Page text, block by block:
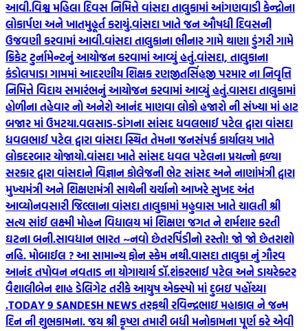
આવી.વિશ્વ મહિલા દિવસ નિમિત્તે વાંસદા તાલુકામાં આંગણવાડી કેન્દ્રોના
લોકાર્પણ અને ખાતમુહૂર્ત કરાયું.વાંસદા ખાતે જન ઔષધી દિવસની
ઉજવણી કરવામાં આવી.વાંસદા તાલુકાના ભીનાર ગામે થાણા ડુંગરી ગામે
ક્રિકેટ ટુર્નામેન્ટનું આયોજન કરવામાં આવ્યું હતું.વાંસદા, તાલુકાના
કંડોલપાડા ગામમાં આદરણીય શિક્ષક રણજીતસિંહજી પરમાર ના નિવૃત્તિ
નિમિત્તે વિદાય સમારંભનું આયોજન કરવામાં આવ્યું હતું.વાસદા તાલુકામાં
હોળીના તહેવાર નો અનેરો આનંદ માણવા લોકો હજારો ની સંખ્યા માં હાટ
બજાર માં ઉમટયા.વલસાડ-ડાંગના સાંસદ ધવલભાઈ પટેલ દ્વારા વાંસદા
ધવલભાઈ પટેલ દ્વારા વાંસદા સ્થિત તેમના જનસંપર્ક કાર્યાલય ખાતે
લોકદરબાર યોજાયો.વાંસદા ખાતે સાંસદ ધવલ પટેલના પ્રયત્નો ફળ્યા
સરકાર દ્વારા વાંસદાને વિજ્ઞાન કોલેજની ભેટ સાંસદ અને નાણાંમંત્રી દ્વારા
મુખ્યમંત્રી અને શિક્ષણમંત્રી સાથેની ચર્ચાનો આખરે સુખદ અંત
આવ્યોનવસારી જિલ્લાના વાંસદા તાલુકામાં મહુવાસ ખાતે ચાલતી શ્રી
સત્ય સાંઈ લક્ષ્મી મોહન વિદ્યાલય માં શિક્ષણ જગત ને શર્મશાર કરતી
ઘટના બની.સાવધાન ભારત ~નવો છેતરપિંડીનો રસ્તો! જો જો છેતરાશો
નહિ. મોબાઈલ ? આ સામાન્ય ફોન સ્કેમ નથી.વાસદા તાલુકા નું ગૌરવ
આનંદ તપોવન નવતાડ ના યોગાચાર્ય ડૉ.શંકરભાઈ પટેલ અને ડાયરેક્ટર
વૈશાલીબેન શાહ ડેલિગેટ તરીકે આયુષ એક્સ્પો માં દુબઇ પહોંચ્યા
.TODAY 9 SANDESH NEWS તરફથી રવિન્દ્રભાઇ મહાકાલ ને જન્મ
દિન ની શુભકામના. જય શ્રી કૃષ્ણ તમારી બધી મનોકામના પૂર્ણ કરે એવી